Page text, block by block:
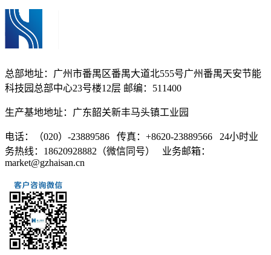
总部地址：广州市番禺区番禺大道北555号广州番禺天安节能
科技园总部中心23号楼12层 邮编：511400
生产基地地址：广东韶关新丰马头镇工业园
电话：（020）-23889586 传真：+8620-23889566 24小时业
务热线：18620928882（微信同号） 业务邮箱：
market@gzhaisan.cn